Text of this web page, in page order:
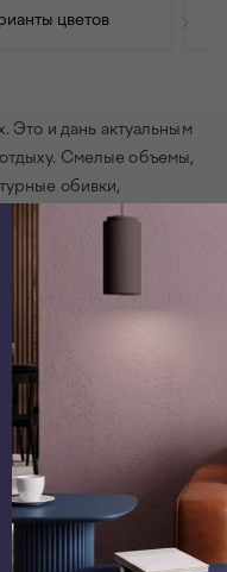
цветов
Это и дань актуальным
Смелые объемы,
обивки,
перетекающие в
как домашнюю
зону, бутик.
между